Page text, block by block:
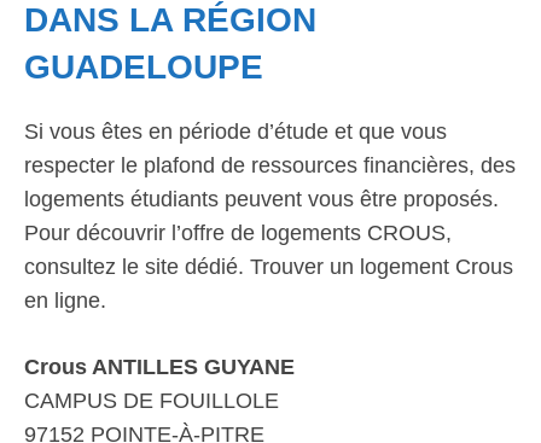
DANS LA RÉGION
GUADELOUPE
Si vous êtes en période d’étude et que vous
respecter le plafond de ressources financières, des
logements étudiants peuvent vous être proposés.
Pour découvrir l’offre de logements CROUS,
consultez le site dédié. Trouver un logement Crous
en ligne.
Crous ANTILLES GUYANE
CAMPUS DE FOUILLOLE
97152 POINTE-À-PITRE